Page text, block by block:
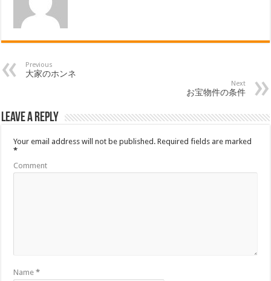
Previous
大家のホンネ
Next
お宝物件の条件
Leave a Reply
Your email address will not be published. Required fields are marked
*
Comment
Name*